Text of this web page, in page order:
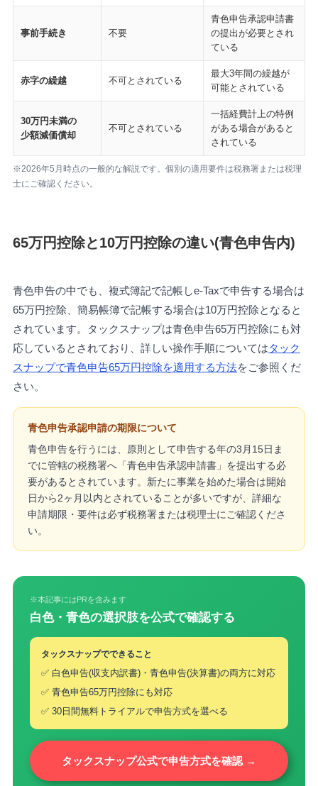
事前手続き 不要
青色申告承認申請書
の提出が必要とされ
ている
赤字の繰越 不可とされている
最大3年間の繰越が
可能とされている
30万円未満の
少額減価償却
不可とされている
一括経費計上の特例
がある場合があると
されている
※2026年5月時点の一般的な解説です。個別の適用要件は税務署または税理
士にご確認ください。
65万円控除と10万円控除の違い(青色申告内)
青色申告の中でも、複式簿記で記帳しe-Taxで申告する場合は
65万円控除、簡易帳簿で記帳する場合は10万円控除となると
されています。タックスナップは青色申告65万円控除にも対
応しているとされており、詳しい操作手順についてはタック
スナップで青色申告65万円控除を適用する方法をご参照くだ
さい。
青色申告承認申請の期限について
青色申告を行うには、原則として申告する年の3月15日ま
でに管轄の税務署へ「青色申告承認申請書」を提出する必
要があるとされています。新たに事業を始めた場合は開始
日から2ヶ月以内とされていることが多いですが、詳細な
申請期限・要件は必ず税務署または税理士にご確認くださ
い。
※本記事にはPRを含みます
白色・青色の選択肢を公式で確認する
タックスナップでできること
✅ 白色申告(収支内訳書)・青色申告(決算書)の両方に対応
✅ 青色申告65万円控除にも対応
✅ 30日間無料トライアルで申告方式を選べる
タックスナップ公式で申告方式を確認 →